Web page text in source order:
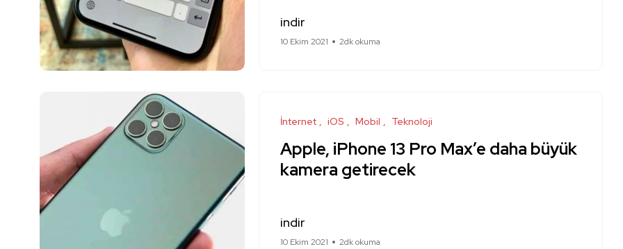
indir
10 Ekim 2021 2dk okuma
İnternet iOS Mobil Teknoloji
Apple, iPhone 13 Pro Max’e daha büyük
kamera getirecek
indir
10 Ekim 2021 2dk okuma